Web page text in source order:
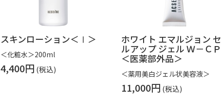
スキンローション＜Ⅰ＞
＜化粧水＞200ml
4,400円
ホワイト エマルジョン セ
ルアップ ジェル Ｗ－ＣＰ
＜医薬部外品＞
＜薬用美白ジェル状美容液＞
11,000円